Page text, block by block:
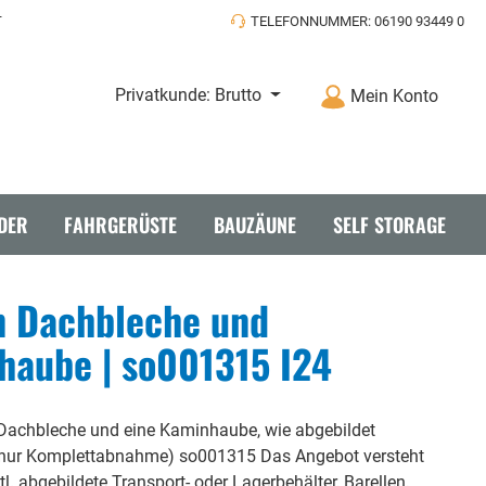
TELEFONNUMMER: 06190 93449 0
Privatkunde: Brutto Mein Konto
FAHRGERÜSTE BAUZÄUNE SELF STORAGE
Dachbleche und
| so001315 I24
und eine Kaminhaube, wie abgebildet
Komplettabnahme) so001315 Das Angebot versteht